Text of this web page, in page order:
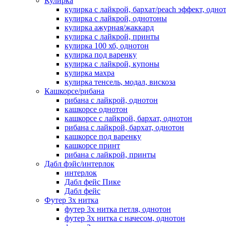
кулирка с лайкрой, бархат/peach эффект,
кулирка с лайкрой, однотоны
кулирка ажурная/жаккард
кулирка с лайкрой, принты
кулирка 100 хб, однотон
кулирка под варенку
кулирка с лайкрой, купоны
кулирка махра
кулирка тенсель, модал, вискоза
Кашкорсе/рибана
рибана с лайкрой, однотон
кашкорсе однотон
кашкорсе с лайкрой, бархат, однотон
рибана с лайкрой, бархат, однотон
кашкорсе под варенку
кашкорсе принт
рибана с лайкрой, принты
Дабл фэйс/интерлок
интерлок
Дабл фейс Пике
Дабл фейс
Футер 3х нитка
футер 3х нитка петля, однотон
футер 3х нитка с начесом, однотон